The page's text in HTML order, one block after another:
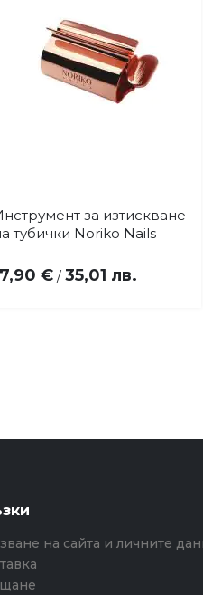
Добави
в
Купи
за изтискване
тубички Noriko Nails
€ / 35,01 лв.
на сайта и личните